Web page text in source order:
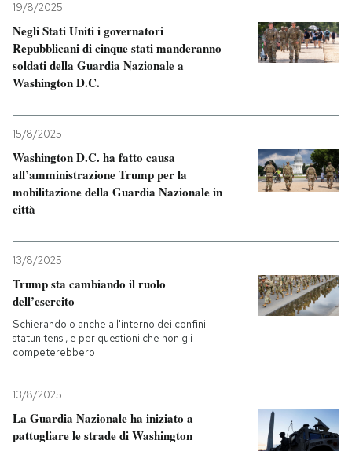
19/8/2025
Negli Stati Uniti i governatori
Repubblicani di cinque stati manderanno
soldati della Guardia Nazionale a
Washington D.C.
15/8/2025
Washington D.C. ha fatto causa
all’amministrazione Trump per la
mobilitazione della Guardia Nazionale in
città
13/8/2025
Trump sta cambiando il ruolo
dell’esercito
Schierandolo anche all'interno dei confini
statunitensi, e per questioni che non gli
competerebbero
13/8/2025
La Guardia Nazionale ha iniziato a
pattugliare le strade di Washington